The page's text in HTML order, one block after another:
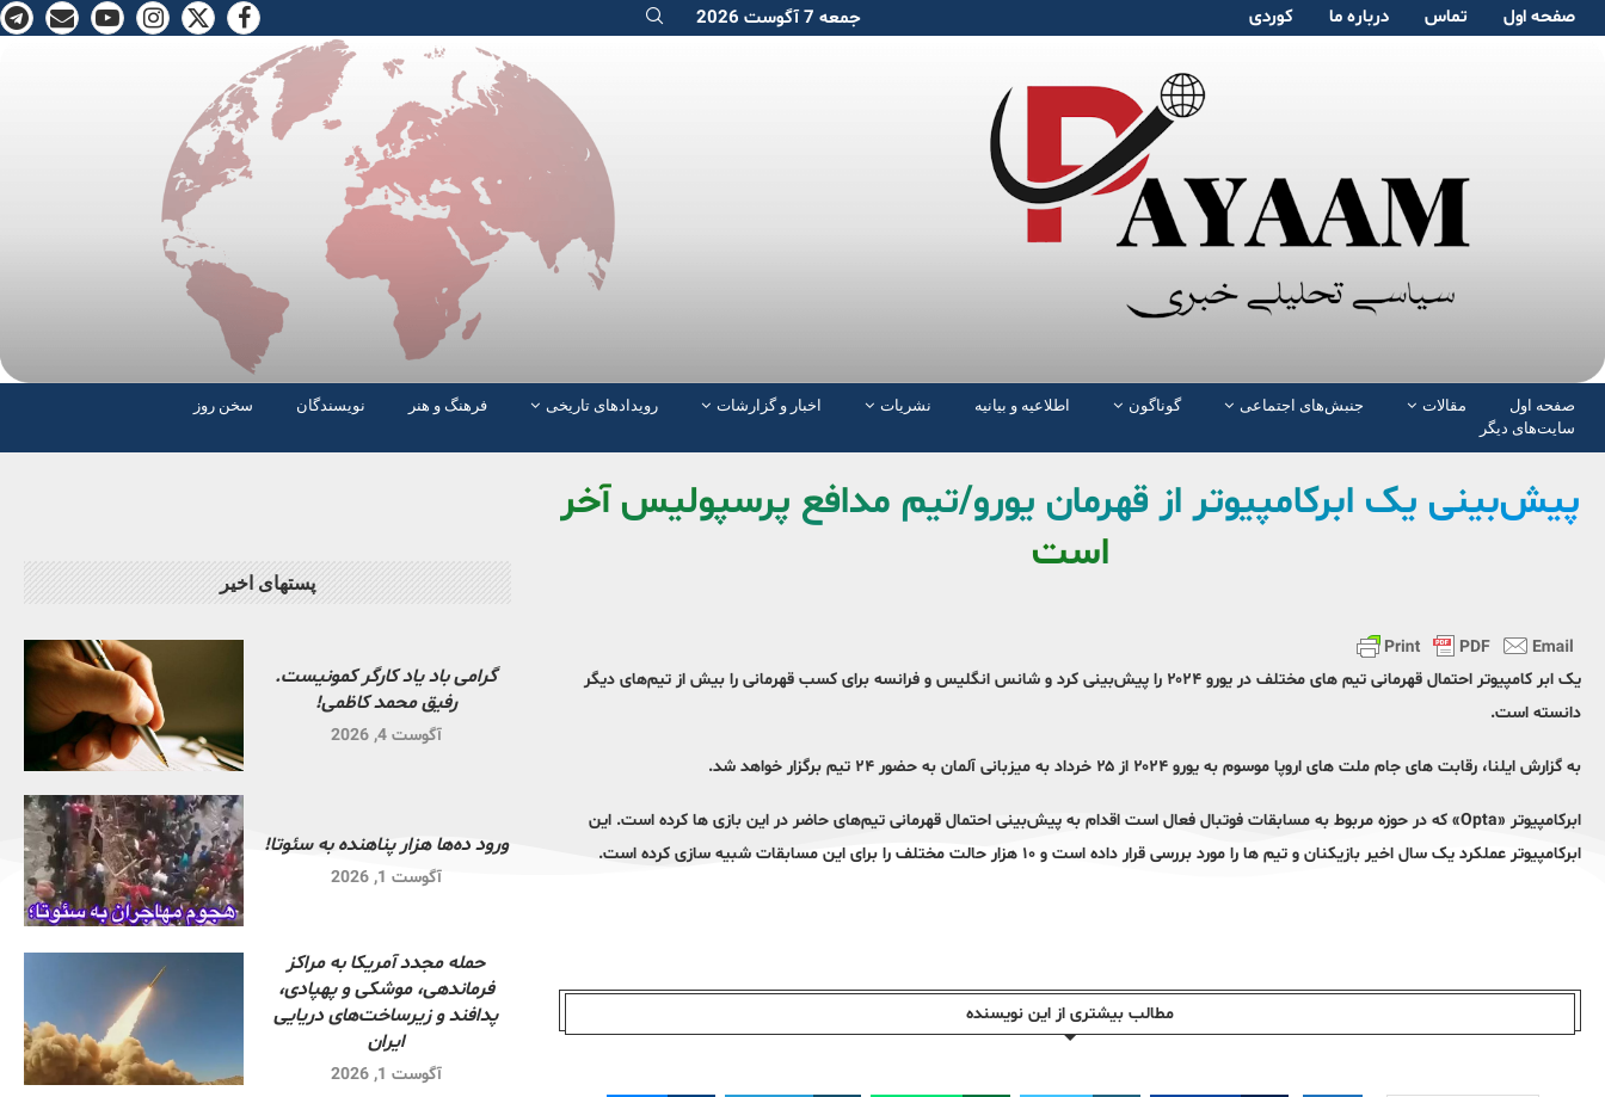
صفحە اول تماس دربارە ما کوردی جمعه 7 آگوست 2026
صفحە اول مقالات جنبش‌های اجتماعی گوناگون اطلاعیه و بیانیه نشریات اخبار و گزارشات رویدادهای تاریخی فرهنگ و هنر نویسندگان
سخن روز
سایت‌های دیگر
پیش‌بینی یک ابرکامپیوتر از قهرمان یورو/تیم مدافع پرسپولیس آخر
است
یک ابر کامپیوتر احتمال قهرمانی تیم های مختلف در یورو ۲۰۲۴ را پیش‌بینی کرد و شانس انگلیس و فرانسه برای کسب قهرمانی را بیش از تیم‌های دیگر
دانسته است.
به گزارش ایلنا، رقابت های جام ملت های اروپا موسوم به یورو ۲۰۲۴ از ۲۵ خرداد به میزبانی آلمان به حضور ۲۴ تیم برگزار خواهد شد.
ابرکامپیوتر «Opta» که در حوزه مربوط به مسابقات فوتبال فعال است اقدام به پیش‌بینی احتمال قهرمانی تیم‌های حاضر در این بازی ها کرده است. این
ابرکامپیوتر عملکرد یک سال اخیر بازیکنان و تیم ها را مورد بررسی قرار داده است و ۱۰ هزار حالت مختلف را برای این مسابقات شبیه سازی کرده است.
مطالب بیشتری از این نویسندە
پستهای اخیر
گرامی باد یاد کارگر کمونیست.
رفیق محمد کاظمی!
آگوست 4, 2026
ورود ده‌ها هزار پناهنده به سئوتا!
آگوست 1, 2026
حمله مجدد آمریکا به مراکز
فرماندهی، موشکی و پهپادی،
پدافند و زیرساخت‌های دریایی
ایران
آگوست 1, 2026